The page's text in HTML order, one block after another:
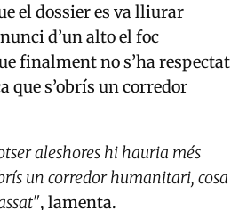
el dossier es va lliurar
d’un alto el foc
finalment no s’ha respectat
que s’obrís un corredor
aleshores hi hauria més
un corredor humanitari, cosa
, lamenta.